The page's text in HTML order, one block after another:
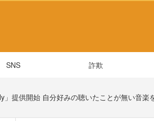
SNS 詐欺
」提供開始 自分好みの聴いたことが無い音楽